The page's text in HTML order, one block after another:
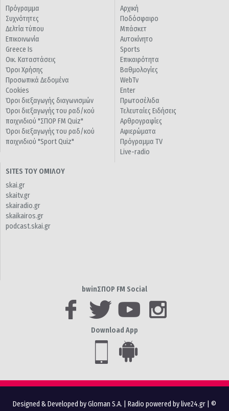
Πρόγραμμα
Συχνότητες
Δελτία τύπου
Επικοινωνία
Greece Is
Οικ. Καταστάσεις
Όροι Χρήσης
Προσωπικά Δεδομένα
Cookies
Όροι διεξαγωγής διαγωνισμών
Όροι διεξαγωγής του ραδ/κού
παιχνιδιού "ΣΠΟΡ FM Quiz"
Όροι διεξαγωγής του ραδ/κού
παιχνιδιού "Sport Quiz"
Αρχική
Ποδόσφαιρο
Μπάσκετ
Αυτοκίνητο
Sports
Επικαιρότητα
Βαθμολογίες
WebTv
Enter
Πρωτοσέλιδα
Τελευταίες Ειδήσεις
Αρθρογραφίες
Αφιερώματα
Πρόγραμμα TV
Live-radio
SITES ΤΟΥ ΟΜΙΛΟΥ
skai.gr
skaitv.gr
skairadio.gr
skaikairos.gr
podcast.skai.gr
bwinΣΠΟΡ FM Social
Download App
Designed & Developed by Gloman S.A. Radio powered by live24.gr | ©